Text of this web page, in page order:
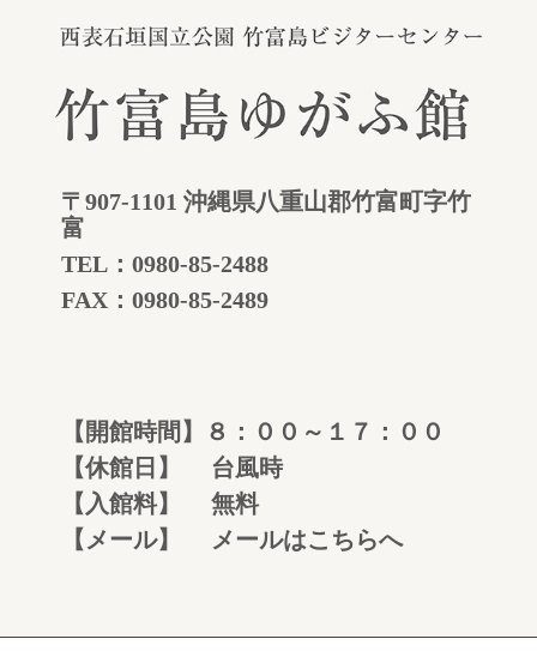
〒907-1101 沖縄県八重山郡竹富町字竹
富
TEL：0980-85-2488
FAX：0980-85-2489
【開館時間】８：００～１７：００
【休館日】 台風時
【入館料】 無料
【メール】
メールはこちらへ